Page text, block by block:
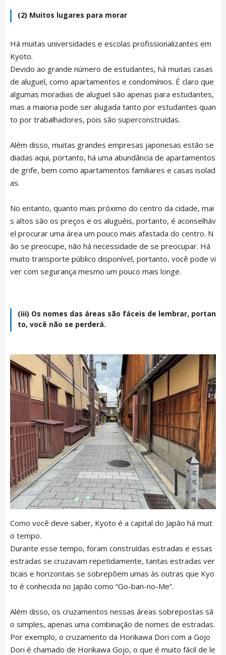
(2) Muitos lugares para morar
Há muitas universidades e escolas profissionalizantes em
Kyoto.
Devido ao grande número de estudantes, há muitas casas
de aluguel, como apartamentos e condomínios. É claro que
algumas moradias de aluguel são apenas para estudantes,
mas a maioria pode ser alugada tanto por estudantes quan
to por trabalhadores, pois são superconstruídas.
Além disso, muitas grandes empresas japonesas estão se
diadas aqui, portanto, há uma abundância de apartamentos
de grife, bem como apartamentos familiares e casas isolad
as.
No entanto, quanto mais próximo do centro da cidade, mai
s altos são os preços e os aluguéis, portanto, é aconselháv
el procurar uma área um pouco mais afastada do centro. N
ão se preocupe, não há necessidade de se preocupar. Há
muito transporte público disponível, portanto, você pode vi
ver com segurança mesmo um pouco mais longe.
(iii) Os nomes das áreas são fáceis de lembrar, portan
to, você não se perderá.
Como você deve saber, Kyoto é a capital do Japão há muit
o tempo.
Durante esse tempo, foram construídas estradas e essas
estradas se cruzavam repetidamente, tantas estradas ver
ticais e horizontais se sobrepõem umas às outras que Kyo
to é conhecida no Japão como “Go-ban-no-Me”.
Além disso, os cruzamentos nessas áreas sobrepostas sã
o simples, apenas uma combinação de nomes de estradas.
Por exemplo, o cruzamento da Horikawa Dori com a Gojo
Dori é chamado de Horikawa Gojo, o que é muito fácil de le